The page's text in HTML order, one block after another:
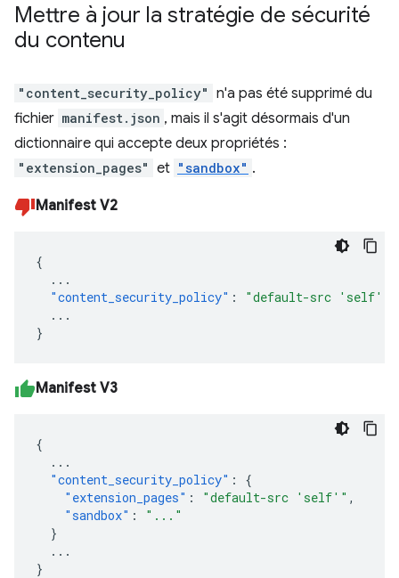
Mettre à jour la stratégie de sécurité
du contenu
"content_security_policy" n'a pas été supprimé du
fichier manifest.json , mais il s'agit désormais d'un
dictionnaire qui accepte deux propriétés :
"extension_pages" et "sandbox" .
Manifest V2
{
...
"content_security_policy" :
"default-src 'self'"
...
}
Manifest V3
{
...
"content_security_policy" :
{
"extension_pages" : "default-src 'self'" ,
"sandbox" :
"..."
}
...
}